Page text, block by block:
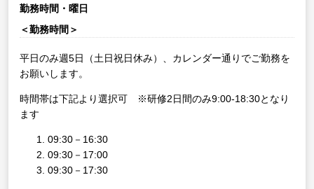
勤務時間・曜日
＜勤務時間＞
平日のみ週5日（土日祝日休み）、カレンダー通りでご勤務を
お願いします。
時間帯は下記より選択可 ※研修2日間のみ9:00-18:30となり
ます
09:30－16:30
09:30－17:00
09:30－17:30